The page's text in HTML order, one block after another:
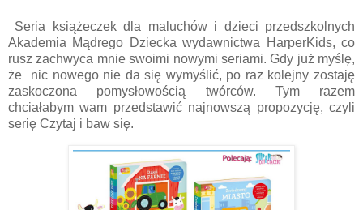
Seria książeczek dla maluchów i dzieci przedszkolnych
Akademia Mądrego Dziecka wydawnictwa HarperKids, co
rusz zachwyca mnie swoimi nowymi seriami. Gdy już myślę,
że nic nowego nie da się wymyślić, po raz kolejny zostaję
zaskoczona pomysłowością twórców. Tym razem
chciałabym wam przedstawić najnowszą propozycję, czyli
serię Czytaj i baw się.